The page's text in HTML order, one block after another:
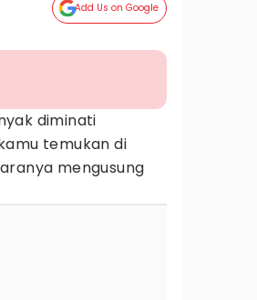
Add Us on Google
diminati
temukan di
mengusung